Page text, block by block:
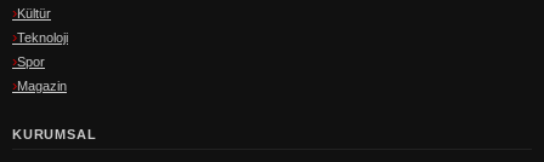
Kültür
Teknoloji
Spor
Magazin
KURUMSAL